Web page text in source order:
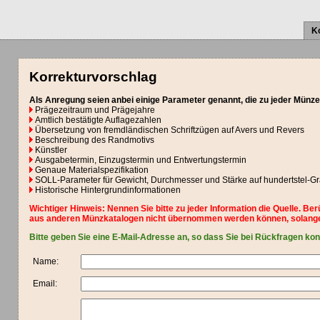
Korrekturvorschlag
Als Anregung seien anbei einige Parameter genannt, die zu jeder
Prägezeitraum und Prägejahre
Amtlich bestätigte Auflagezahlen
Übersetzung von fremdländischen Schriftzügen auf Avers und Revers
Beschreibung des Randmotivs
Künstler
Ausgabetermin, Einzugstermin und Entwertungstermin
Genaue Materialspezifikation
SOLL-Parameter für Gewicht, Durchmesser und Stärke auf hundertstel-
Historische Hintergrundinformationen
Wichtiger Hinweis: Nennen Sie bitte zu jeder Information die Quelle.
aus anderen Münzkatalogen nicht übernommen werden können,
Bitte geben Sie eine E-Mail-Adresse an, so dass Sie bei Rückfragen
Name:
Email: